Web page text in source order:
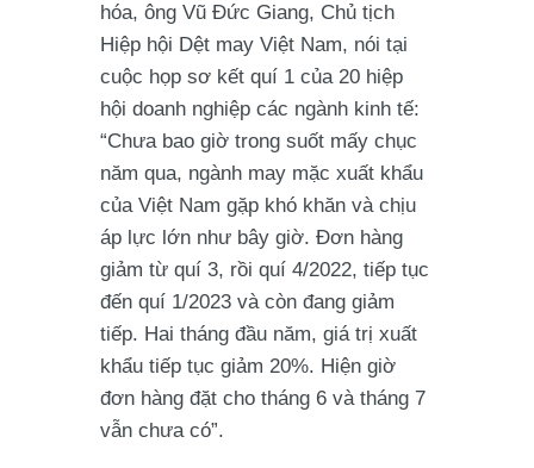
hóa, ông Vũ Đức Giang, Chủ tịch
Hiệp hội Dệt may Việt Nam, nói tại
cuộc họp sơ kết quí 1 của 20 hiệp
hội doanh nghiệp các ngành kinh tế:
“Chưa bao giờ trong suốt mấy chục
năm qua, ngành may mặc xuất khẩu
của Việt Nam gặp khó khăn và chịu
áp lực lớn như bây giờ. Đơn hàng
giảm từ quí 3, rồi quí 4/2022, tiếp tục
đến quí 1/2023 và còn đang giảm
tiếp. Hai tháng đầu năm, giá trị xuất
khẩu tiếp tục giảm 20%. Hiện giờ
đơn hàng đặt cho tháng 6 và tháng 7
vẫn chưa có”.